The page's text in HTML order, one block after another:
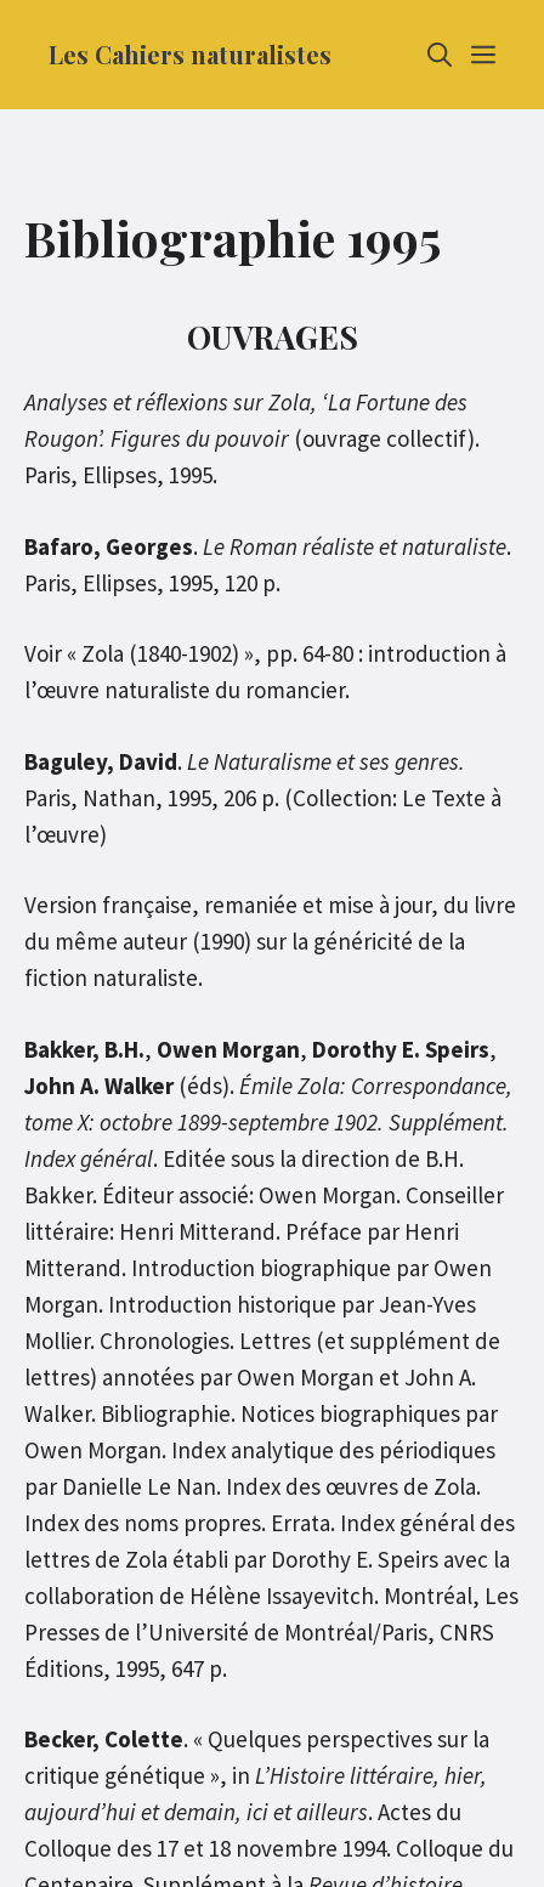
Les Cahiers naturalistes
Bibliographie 1995
OUVRAGES
Analyses et réflexions sur Zola, ‘La Fortune des
Rougon’. Figures du pouvoir (ouvrage collectif).
Paris, Ellipses, 1995.
Bafaro, Georges. Le Roman réaliste et naturaliste.
Paris, Ellipses, 1995, 120 p.
Voir « Zola (1840-1902) », pp. 64-80 : introduction à
l’œuvre naturaliste du romancier.
Baguley, David. Le Naturalisme et ses genres.
Paris, Nathan, 1995, 206 p. (Collection: Le Texte à
l’œuvre)
Version française, remaniée et mise à jour, du livre
du même auteur (1990) sur la généricité de la
fiction naturaliste.
Bakker, B.H., Owen Morgan, Dorothy E. Speirs,
John A. Walker(éds). Émile Zola: Correspondance,
tome X: octobre 1899-septembre 1902. Supplément.
Index général. Editée sous la direction de B.H.
Bakker. Éditeur associé: Owen Morgan. Conseiller
littéraire: Henri Mitterand. Préface par Henri
Mitterand. Introduction biographique par Owen
Morgan. Introduction historique par Jean-Yves
Mollier. Chronologies. Lettres (et supplément de
lettres) annotées par Owen Morgan et John A.
Walker. Bibliographie. Notices biographiques par
Owen Morgan. Index analytique des périodiques
par Danielle Le Nan. Index des œuvres de Zola.
Index des noms propres. Errata. Index général des
lettres de Zola établi par Dorothy E. Speirs avec la
collaboration de Hélène Issayevitch. Montréal, Les
Presses de l’Université de Montréal/Paris, CNRS
Éditions, 1995, 647 p.
Becker, Colette. « Quelques perspectives sur la
critique génétique », in L’Histoire littéraire, hier,
aujourd’hui et demain, ici et ailleurs. Actes du
Colloque des 17 et 18 novembre 1994. Colloque du